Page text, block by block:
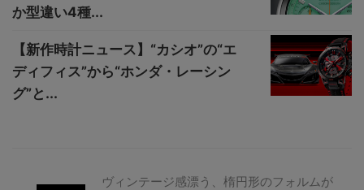
か型違い4種...
【新作時計ニュース】“カシオ”の“エ
ディフィス”から“ホンダ・レーシン
グ”と...
ヴィンテージ感漂う、楕円形のフォルムが